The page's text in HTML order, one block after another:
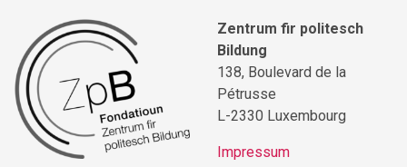
Zentrum fir politesch
Bildung
138, Boulevard de la
Pétrusse
L-2330 Luxembourg
Impressum